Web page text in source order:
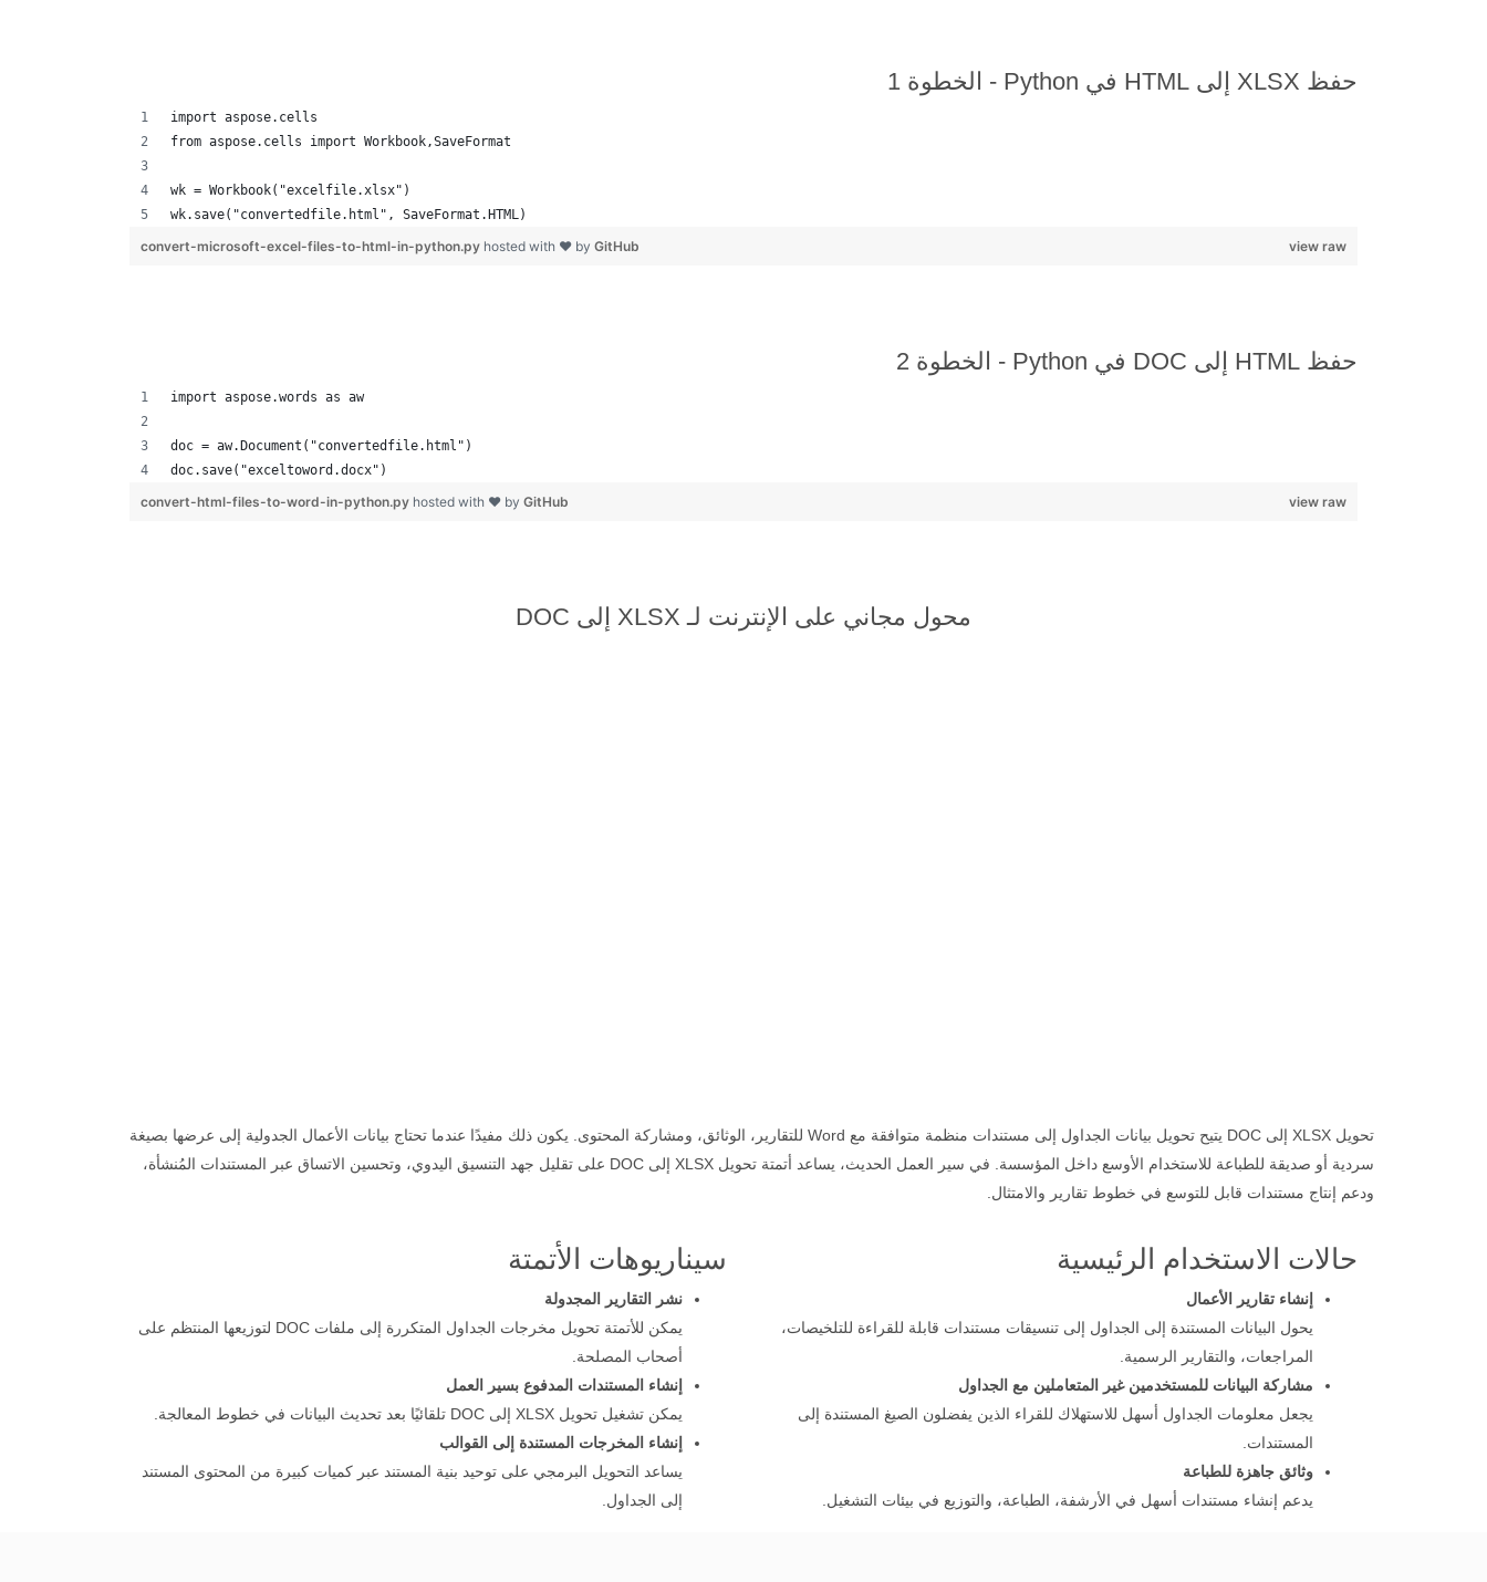
حفظ XLSX إلى HTML في Python - الخطوة 1
import aspose.cells
from aspose.cells import Workbook,SaveFormat
wk = Workbook("excelfile.xlsx")
wk.save("convertedfile.html", SaveFormat.HTML)
view raw
convert-microsoft-excel-files-to-html-in-python.py hosted with ❤ by GitHub
حفظ HTML إلى DOC في Python - الخطوة 2
import aspose.words as aw
doc = aw.Document("convertedfile.html")
doc.save("exceltoword.docx")
view raw
convert-html-files-to-word-in-python.py hosted with ❤ by GitHub
محول مجاني على الإنترنت لـ XLSX إلى DOC
تحويل XLSX إلى DOC يتيح تحويل بيانات الجداول إلى مستندات منظمة متوافقة مع Word للتقارير، الوثائق، ومشاركة المحتوى. يكون ذلك مفيدًا عندما تحتاج بيانات الأعمال الجدولية إلى عرضها بصيغة
سردية أو صديقة للطباعة للاستخدام الأوسع داخل المؤسسة. في سير العمل الحديث، يساعد أتمتة تحويل XLSX إلى DOC على تقليل جهد التنسيق اليدوي، وتحسين الاتساق عبر المستندات المُنشأة،
ودعم إنتاج مستندات قابل للتوسع في خطوط تقارير والامتثال.
حالات الاستخدام الرئيسية
إنشاء تقارير الأعمال
يحول البيانات المستندة إلى الجداول إلى تنسيقات مستندات قابلة للقراءة للتلخيصات،
المراجعات، والتقارير الرسمية.
مشاركة البيانات للمستخدمين غير المتعاملين مع الجداول
يجعل معلومات الجداول أسهل للاستهلاك للقراء الذين يفضلون الصيغ المستندة إلى
المستندات.
وثائق جاهزة للطباعة
يدعم إنشاء مستندات أسهل في الأرشفة، الطباعة، والتوزيع في بيئات التشغيل.
سيناريوهات الأتمتة
نشر التقارير المجدولة
يمكن للأتمتة تحويل مخرجات الجداول المتكررة إلى ملفات DOC لتوزيعها المنتظم على
أصحاب المصلحة.
إنشاء المستندات المدفوع بسير العمل
يمكن تشغيل تحويل XLSX إلى DOC تلقائيًا بعد تحديث البيانات في خطوط المعالجة.
إنشاء المخرجات المستندة إلى القوالب
يساعد التحويل البرمجي على توحيد بنية المستند عبر كميات كبيرة من المحتوى المستند
إلى الجداول.